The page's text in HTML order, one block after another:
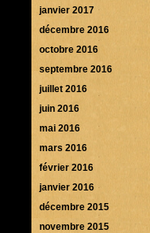
janvier 2017
décembre 2016
octobre 2016
septembre 2016
juillet 2016
juin 2016
mai 2016
mars 2016
février 2016
janvier 2016
décembre 2015
novembre 2015